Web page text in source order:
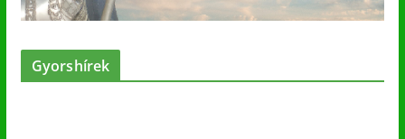
Gyorshírek